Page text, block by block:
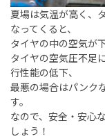
夏場は気温が高く、
なってくると、
タイヤの中の空気が
タイヤの空気圧不足
行性能の低下、
最悪の場合はパンク
す。
なので、安全・安心
しょう！